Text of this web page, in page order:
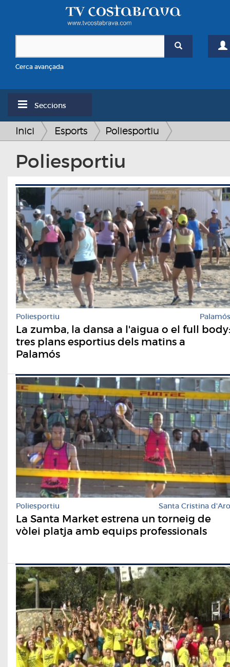
Cerca avançada
Seccions
Inici Esports Poliesportiu
Poliesportiu
Poliesportiu Palamós
La zumba, la dansa a l'aigua o el full body:
tres plans esportius dels matins a
Palamós
Poliesportiu Santa Cristina d'Aro
La Santa Market estrena un torneig de
vòlei platja amb equips professionals